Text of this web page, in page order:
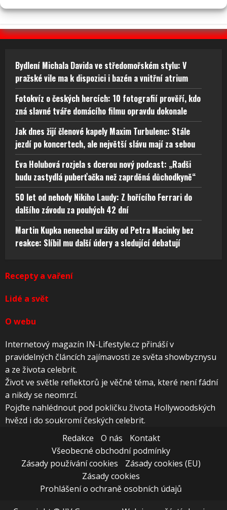
Bydlení Michala Davida ve středomořském stylu: V
pražské vile ma k dispozici i bazén a vnitřní atrium
Fotokvíz o českých hercích: 10 fotografií prověří, kdo
zná slavné tváře domácího filmu opravdu dokonale
Jak dnes žijí členové kapely Maxim Turbulenc: Stále
jezdí po koncertech, ale největší slávu mají za sebou
Eva Holubová rozjela s dcerou nový podcast: „Radši
budu zastydlá puberťačka než zaprděná důchodkyně“
50 let od nehody Nikiho Laudy: Z hořícího Ferrari do
dalšího závodu za pouhých 42 dní
Martin Kupka nenechal urážky od Petra Macinky bez
reakce: Slíbil mu další údery a sledující debatují
Recepty a vaření
Lidé a svět
O webu
Internetový magazín IN-Lifestyle.cz přináší v
pravidelných článcích zajímavosti ze světa showbyznysu
a ze života celebrit.
Život ve světle reflektorů je věčné téma, které není fádní
a nikdy se neomrzí.
Pojďte nahlédnout pod pokličku života Hollywoodských
hvězd i do soukromí českých celebrit.
Redakce
O nás
Kontakt
Všeobecné obchodní podmínky
Zásady používání cookies
Zásady cookies (EU)
Zásady cookies
Prohlášení o ochraně osobních údajů